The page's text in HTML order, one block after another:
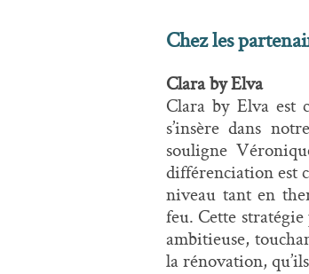
Chez les
Clara by Elva
Clara by Elva est
s’insère dans
souligne
différenciation est
niveau tant en
feu. Cette
ambitieuse,
la rénovation,